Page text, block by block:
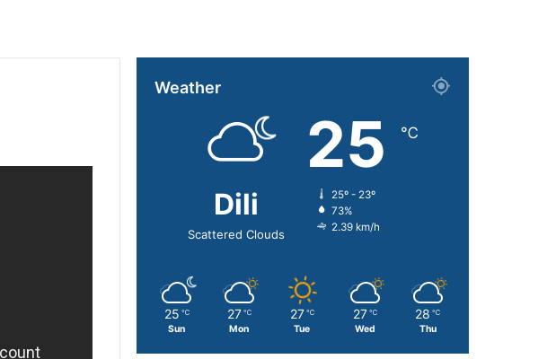
Weather
Dili
Scattered Clouds
25 ℃
25º - 23º
73%
2.39 km/h
25 ℃
Sun
27 ℃
Mon
27 ℃
Tue
27 ℃
Wed
28 ℃
Thu